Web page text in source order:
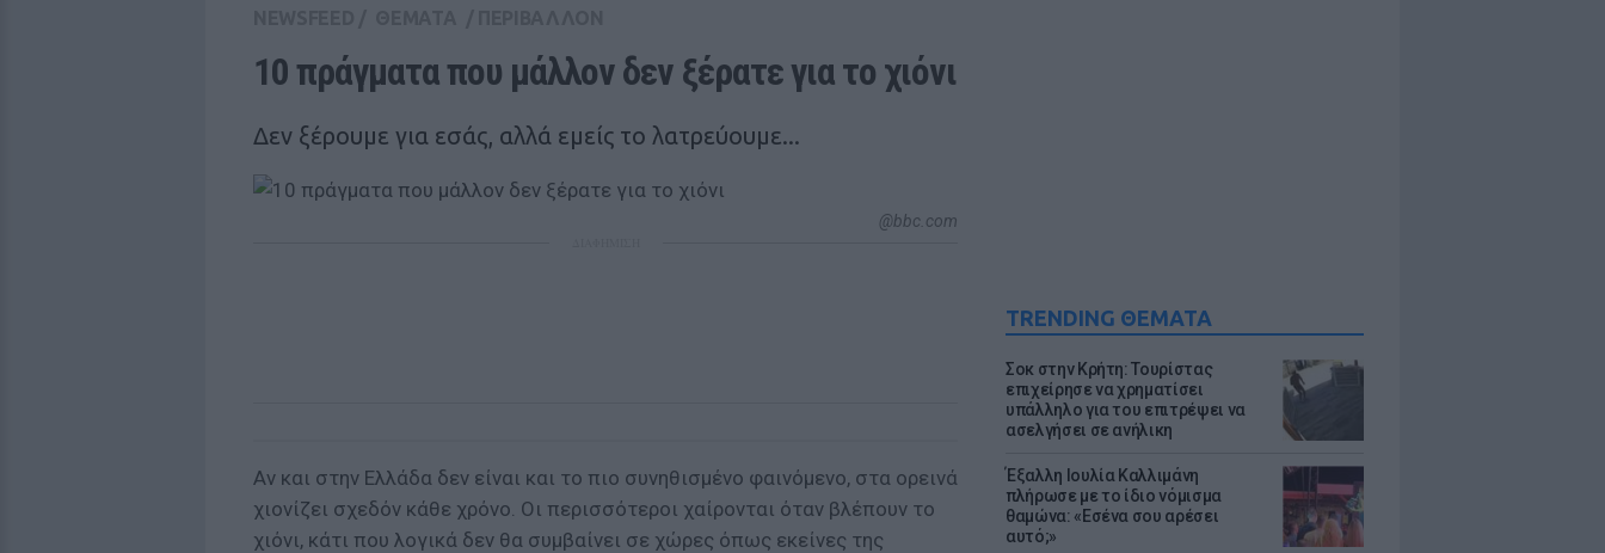
TRENDING ΘΕΜΑΤΑ
Σοκ στην Κρήτη: Τουρίστας
επιχείρησε να χρηματίσει
υπάλληλο για του επιτρέψει να
ασελγήσει σε ανήλικη
Έξαλλη Ιουλία Καλλιμάνη
πλήρωσε με το ίδιο νόμισμα
θαμώνα: «Εσένα σου αρέσει
αυτό;»
10 πράγματα που μάλλον δεν ξέρατε για το χιόνι
Δεν ξέρουμε για εσάς, αλλά εμείς το λατρεύουμε...
@bbc.com
Αν και στην Ελλάδα δεν είναι και το πιο συνηθισμένο φαινόμενο, στα ορεινά
χιονίζει σχεδόν κάθε χρόνο. Οι περισσότεροι χαίρονται όταν βλέπουν το
χιόνι, κάτι που λογικά δεν θα συμβαίνει σε χώρες όπως εκείνες της